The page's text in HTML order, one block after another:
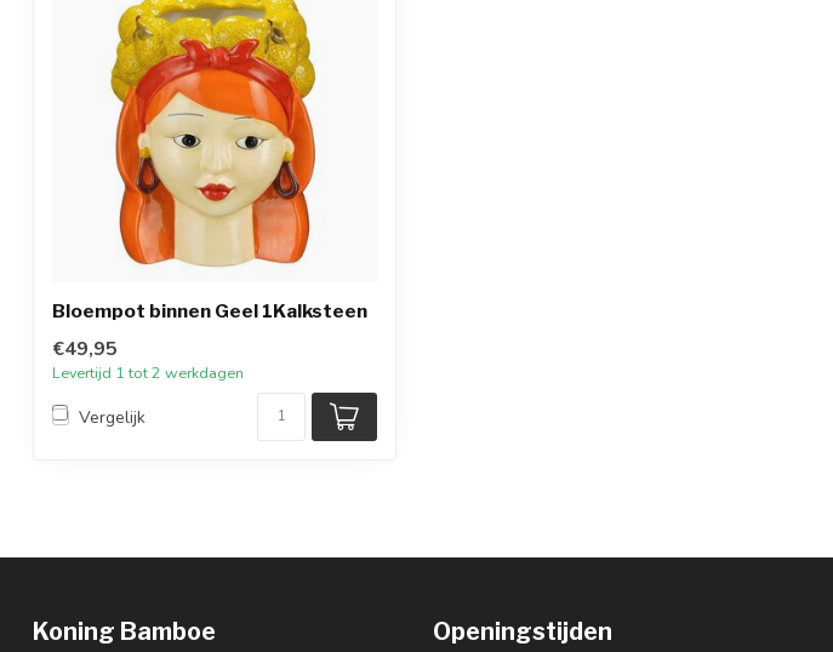
Bloempot binnen Geel 1Kalksteen
€49,95
Levertijd 1 tot 2 werkdagen
Vergelijk
Koning Bamboe Openingstijden